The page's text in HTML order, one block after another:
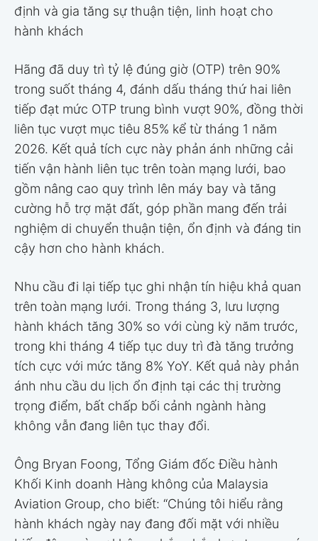
định và gia tăng sự thuận tiện, linh hoạt cho
hành khách
Hãng đã duy trì tỷ lệ đúng giờ (OTP) trên 90%
trong suốt tháng 4, đánh dấu tháng thứ hai liên
tiếp đạt mức OTP trung bình vượt 90%, đồng thời
liên tục vượt mục tiêu 85% kể từ tháng 1 năm
2026. Kết quả tích cực này phản ánh những cải
tiến vận hành liên tục trên toàn mạng lưới, bao
gồm nâng cao quy trình lên máy bay và tăng
cường hỗ trợ mặt đất, góp phần mang đến trải
nghiệm di chuyển thuận tiện, ổn định và đáng tin
cậy hơn cho hành khách.
Nhu cầu đi lại tiếp tục ghi nhận tín hiệu khả quan
trên toàn mạng lưới. Trong tháng 3, lưu lượng
hành khách tăng 30% so với cùng kỳ năm trước,
trong khi tháng 4 tiếp tục duy trì đà tăng trưởng
tích cực với mức tăng 8% YoY. Kết quả này phản
ánh nhu cầu du lịch ổn định tại các thị trường
trọng điểm, bất chấp bối cảnh ngành hàng
không vẫn đang liên tục thay đổi.
Ông Bryan Foong, Tổng Giám đốc Điều hành
Khối Kinh doanh Hàng không của Malaysia
Aviation Group, cho biết: “Chúng tôi hiểu rằng
hành khách ngày nay đang đối mặt với nhiều